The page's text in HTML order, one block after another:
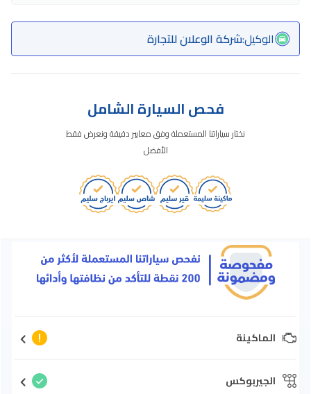
الوكيل:شركة الوعلان للتجارة
فحص السيارة الشامل
نختار سياراتنا المستعملة وفق معايير دقيقة ونعرض فقط
الأفضل
الماكينة
الجيربوكس